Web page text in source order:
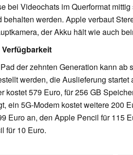
bei Videochats im Querformat
behalten werden. Apple verbaut
der Akku hält wie auch
der zehnten Generation kann ab
werden, die Auslieferung
kostet 579 Euro, für 256 GB
ein 5G-Modem kostet weitere 200
Euro an, den Apple Pencil für 115
für 10 Euro.